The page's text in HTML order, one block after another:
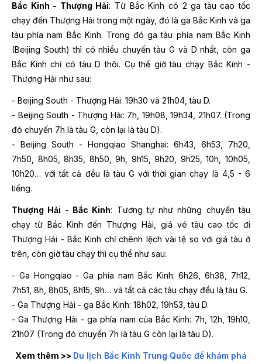
Bắc Kinh - Thượng Hải: Từ Bắc Kinh có 2 ga tàu cao tốc
chạy đến Thượng Hải trong một ngày, đó là ga Bắc Kinh và ga
tàu phía nam Bắc Kinh. Trong đó ga tàu phía nam Bắc Kinh
(Beijing South) thì có nhiều chuyến tàu G và D nhất, còn ga
Bắc Kinh chỉ có tàu D thôi. Cụ thể giờ tàu chạy Bắc Kinh -
Thượng Hải như sau:
- Beijing South - Thượng Hải: 19h30 và 21h04, tàu D.
- Beijing South - Thượng Hải: 7h, 19h08, 19h34, 21h07. (Trong
đó chuyến 7h là tàu G, còn lại là tàu D).
- Beijing South - Hongqiao Shanghai: 6h43, 6h53, 7h20,
7h50, 8h05, 8h35, 8h50, 9h, 9h15, 9h20, 9h25, 10h, 10h05,
10h20… với tất cả đều là tàu G với thời gian chạy là 4,5 - 6
tiếng.
Thượng Hải - Bắc Kinh: Tương tự như những chuyến tàu
chạy từ Bắc Kinh đến Thượng Hải, giá vé tàu cao tốc đi
Thượng Hải - Bắc Kinh chỉ chênh lệch vài tệ so với giá tàu ở
trên, còn giờ tàu chạy thì cụ thể như sau:
- Ga Hongqiao - Ga phía nam Bắc Kinh: 6h26, 6h38, 7h12,
7h51, 8h, 8h05, 8h15, 9h… và tất cả các tàu chạy đều là tàu G.
- Ga Thượng Hải - ga Bắc Kinh: 18h02, 19h53, tàu D.
- Ga Thượng Hải - ga phía nam của Bắc Kinh: 7h, 12h, 19h10,
21h07 (Trong đó chuyến 7h là tàu G còn lại là tàu D).
Xem thêm >> Du lịch Bắc Kinh Trung Quôc để khám phá